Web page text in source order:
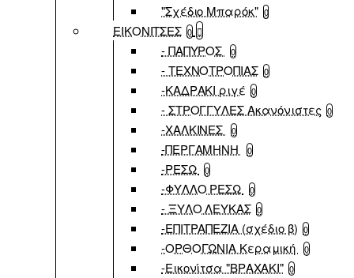
"Σχέδιο Μπαρόκ" 0
ΕΙΚΟΝΙΤΣΕΣ 0
- ΠΑΠΥΡΟΣ 0
- ΤΕΧΝΟΤΡΟΠΙΑΣ 0
-ΚΑΔΡΑΚΙ ριγέ 0
- ΣΤΡΟΓΓΥΛΕΣ Ακανόνιστες 0
-ΧΑΛΚΙΝΕΣ 0
-ΠΕΡΓΑΜΗΝΗ 0
-ΡΕΣΩ 0
-ΦΥΛΛΟ ΡΕΣΩ 0
- ΞΥΛΟ ΛΕΥΚΑΣ 0
-ΕΠΙΤΡΑΠΕΖΙΑ (σχέδιο β) 0
-ΟΡΘΟΓΩΝΙΑ Κεραμική 0
-Εικονίτσα "ΒΡΑΧΑΚΙ" 0